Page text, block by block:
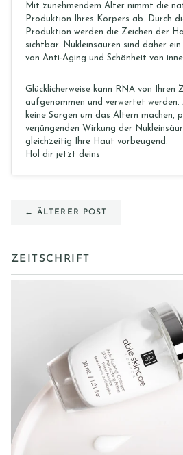
Mit zunehmendem Alter nimmt die
Produktion Ihres Körpers ab. Durch
Produktion werden die Zeichen der
sichtbar. Nukleinsäuren sind daher
von Anti-Aging und Schönheit von
Glücklicherweise kann RNA von Ihren
aufgenommen und verwertet werden.
keine Sorgen um das Altern machen,
verjüngenden Wirkung der
gleichzeitig Ihre Haut vorbeugend.
Hol dir jetzt deins
← ÄLTERER POST
ZEITSCHRIFT